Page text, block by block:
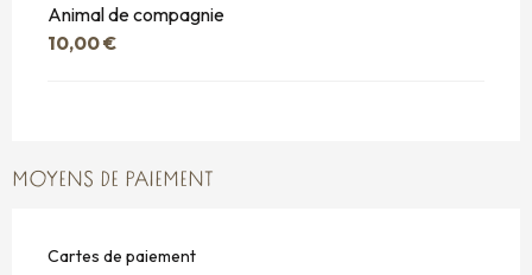
Animal de compagnie
10,00 €
MOYENS DE PAIEMENT
Cartes de paiement